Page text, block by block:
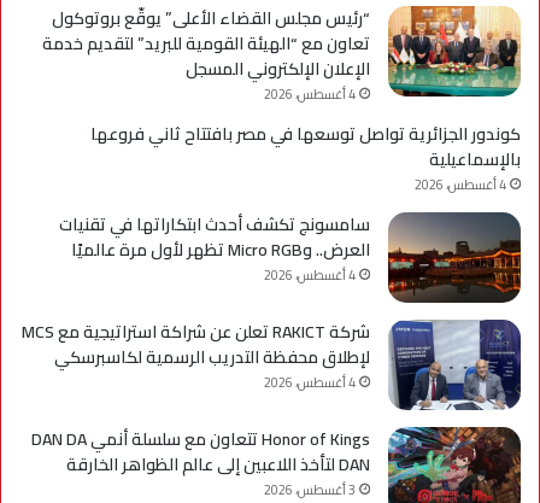
“رئيس مجلس القضاء الأعلى” يوقّع بروتوكول
تعاون مع “الهيئة القومية للبريد” لتقديم خدمة
الإعلان الإلكتروني المسجل
4 أغسطس، 2026
كوندور الجزائرية تواصل توسعها في مصر بافتتاح ثاني فروعها
بالإسماعيلية
4 أغسطس، 2026
سامسونج تكشف أحدث ابتكاراتها في تقنيات
العرض.. وMicro RGB تظهر لأول مرة عالميًا
4 أغسطس، 2026
شركة RAKICT تعلن عن شراكة استراتيجية مع MCS
لإطلاق محفظة التدريب الرسمية لكاسبرسكي
4 أغسطس، 2026
Honor of Kings تتعاون مع سلسلة أنمي DAN DA
DAN لتأخذ اللاعبين إلى عالم الظواهر الخارقة
3 أغسطس، 2026